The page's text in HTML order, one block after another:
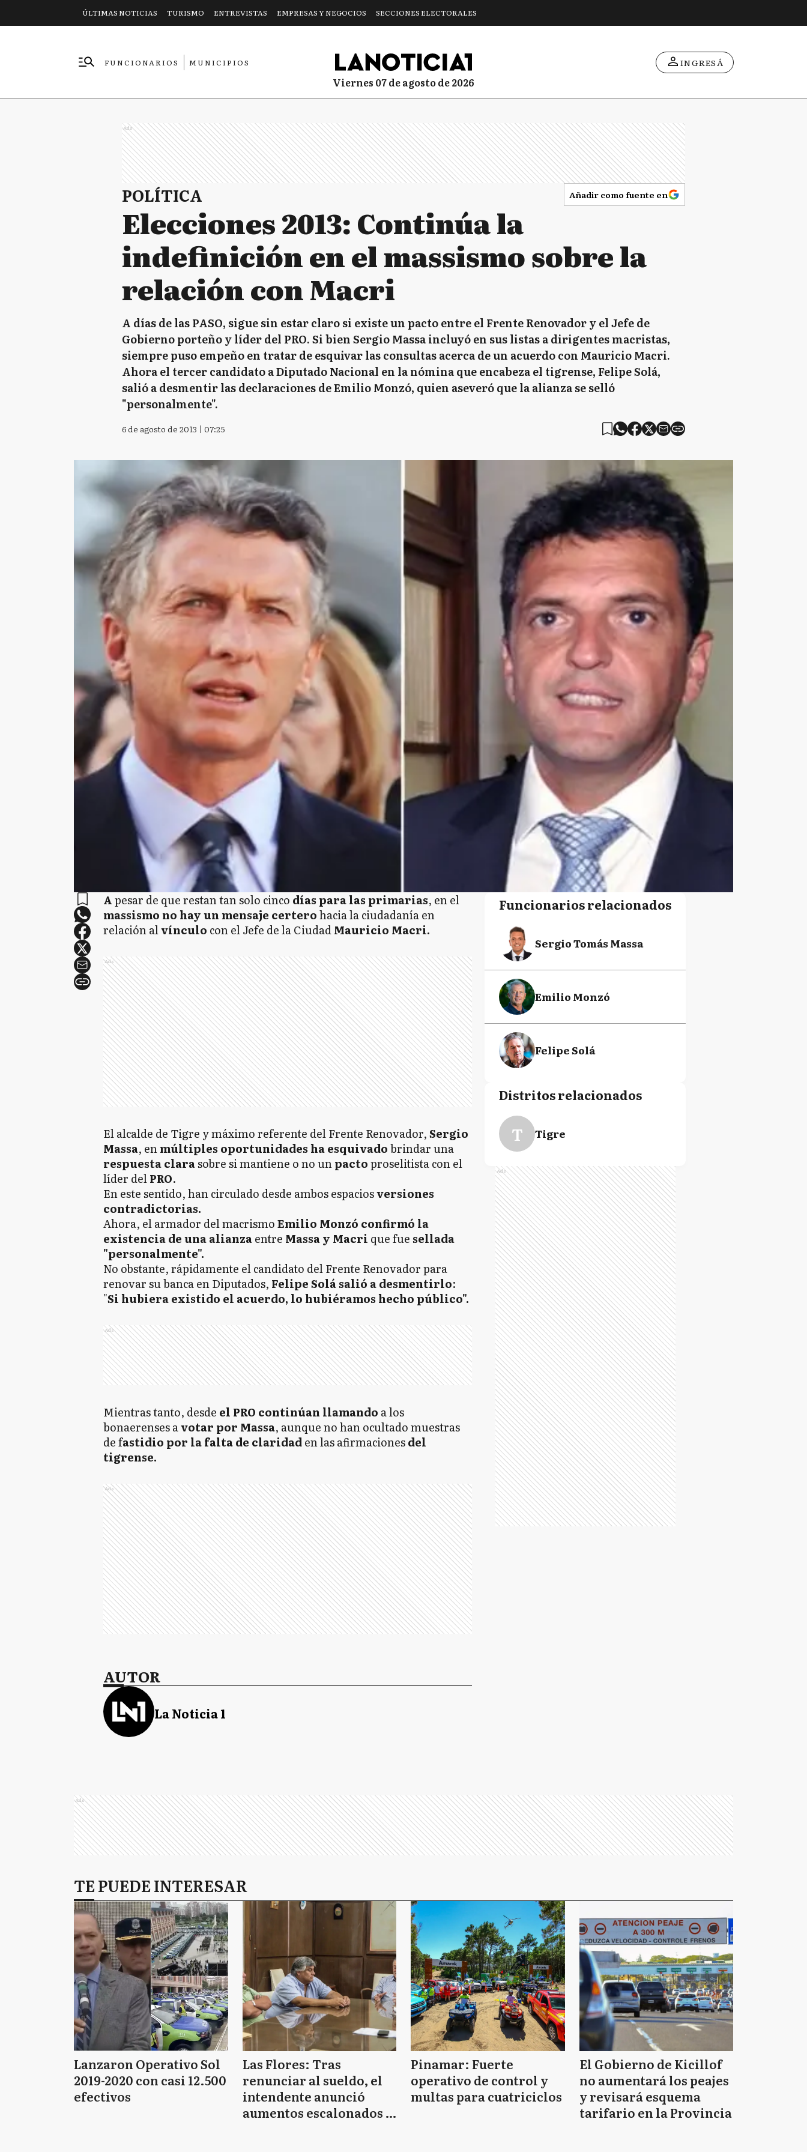
ÚLTIMAS NOTICIAS TURISMO ENTREVISTAS EMPRESAS Y NEGOCIOS SECCIONES ELECTORALES
FUNCIONARIOS
MUNICIPIOS
viernes 07 de agosto de 2026
INGRESÁ
Ads
POLÍTICA Añadir como fuente en
Elecciones 2013: Continúa la
indefinición en el massismo sobre la
relación con Macri
A días de las PASO, sigue sin estar claro si existe un pacto entre el Frente Renovador y el Jefe de
Gobierno porteño y líder del PRO. Si bien Sergio Massa incluyó en sus listas a dirigentes macristas,
siempre puso empeño en tratar de esquivar las consultas acerca de un acuerdo con Mauricio Macri.
Ahora el tercer candidato a Diputado Nacional en la nómina que encabeza el tigrense, Felipe Solá,
salió a desmentir las declaraciones de Emilio Monzó, quien aseveró que la alianza se selló
"personalmente".
6 de agosto de 2013 | 07:25
Apesar de que restan tan solo cinco días para las primarias, en el
massismo no hay un mensaje certerohacia la ciudadanía en
relación alvínculo con el Jefe de la CiudadMauricio Macri.
Ads
El alcalde de Tigre y máximo referente del Frente Renovador,Sergio
Massa, enmúltiples oportunidades ha esquivadobrindar una
respuesta clarasobre si mantiene o no unpactoproselitista con el
líder delPRO.
En este sentido, han circulado desde ambos espaciosversiones
contradictorias.
Ahora, el armador del macrismoEmilio Monzó confirmó la
existencia de una alianzaentre Massa y Macri que fue sellada
"personalmente".
No obstante, rápidamente el candidato del Frente Renovador para
renovar su banca en Diputados, Felipe Solá salió a desmentirlo:
"Si hubiera existido el acuerdo, lo hubiéramos hecho público".
Ads
Mientras tanto, desde el PRO continúan llamando a los
bonaerenses avotar por Massa, aunque no han ocultado muestras
de fastidio por la falta de claridaden las afirmacionesdel
tigrense.
Ads
AUTOR
La Noticia 1
Funcionarios relacionados
Sergio Tomás Massa
Emilio Monzó
Felipe Solá
Distritos relacionados
T Tigre
Ads
Ads
TE PUEDE INTERESAR
Lanzaron Operativo Sol
2019-2020 con casi 12.500
efectivos
Las Flores: Tras
renunciar al sueldo, el
intendente anunció
aumentos escalonados y
Pinamar: Fuerte
operativo de control y
multas para cuatriciclos
El Gobierno de Kicillof
no aumentará los peajes
y revisará esquema
tarifario en la Provincia